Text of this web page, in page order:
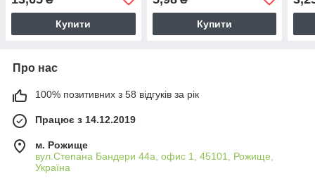
Купити Купити
Про нас
100% позитивних з 58 відгуків за рік
Працює з 14.12.2019
м. Рожище
вул.Степана Бандери 44а, офис 1, 45101, Рожище,
Україна